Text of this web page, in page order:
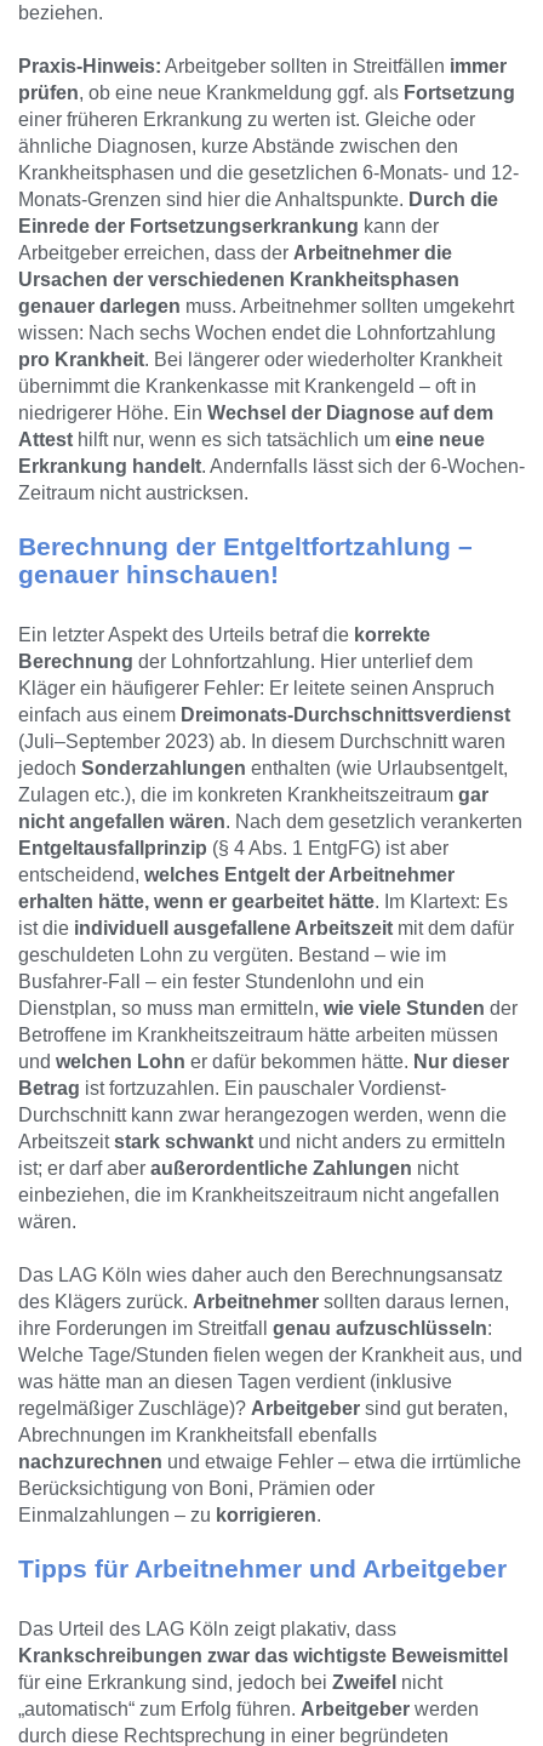
beziehen.
Praxis-Hinweis: Arbeitgeber sollten in Streitfällen immer
prüfen, ob eine neue Krankmeldung ggf. als Fortsetzung
einer früheren Erkrankung zu werten ist. Gleiche oder
ähnliche Diagnosen, kurze Abstände zwischen den
Krankheitsphasen und die gesetzlichen 6-Monats- und 12-
Monats-Grenzen sind hier die Anhaltspunkte. Durch die
Einrede der Fortsetzungserkrankung kann der
Arbeitgeber erreichen, dass der Arbeitnehmer die
Ursachen der verschiedenen Krankheitsphasen
genauer darlegen muss. Arbeitnehmer sollten umgekehrt
wissen: Nach sechs Wochen endet die Lohnfortzahlung
pro Krankheit. Bei längerer oder wiederholter Krankheit
übernimmt die Krankenkasse mit Krankengeld – oft in
niedrigerer Höhe. Ein Wechsel der Diagnose auf dem
Attest hilft nur, wenn es sich tatsächlich um eine neue
Erkrankung handelt. Andernfalls lässt sich der 6-Wochen-
Zeitraum nicht austricksen.
Berechnung der Entgeltfortzahlung –
genauer hinschauen!
Ein letzter Aspekt des Urteils betraf die korrekte
Berechnung der Lohnfortzahlung. Hier unterlief dem
Kläger ein häufigerer Fehler: Er leitete seinen Anspruch
einfach aus einem Dreimonats-Durchschnittsverdienst
(Juli–September 2023) ab. In diesem Durchschnitt waren
jedoch Sonderzahlungen enthalten (wie Urlaubsentgelt,
Zulagen etc.), die im konkreten Krankheitszeitraum gar
nicht angefallen wären. Nach dem gesetzlich verankerten
Entgeltausfallprinzip (§ 4 Abs. 1 EntgFG) ist aber
entscheidend, welches Entgelt der Arbeitnehmer
erhalten hätte, wenn er gearbeitet hätte. Im Klartext: Es
ist die individuell ausgefallene Arbeitszeit mit dem dafür
geschuldeten Lohn zu vergüten. Bestand – wie im
Busfahrer-Fall – ein fester Stundenlohn und ein
Dienstplan, so muss man ermitteln, wie viele Stunden der
Betroffene im Krankheitszeitraum hätte arbeiten müssen
und welchen Lohn er dafür bekommen hätte. Nur dieser
Betrag ist fortzuzahlen. Ein pauschaler Vordienst-
Durchschnitt kann zwar herangezogen werden, wenn die
Arbeitszeitstark schwankt und nicht anders zu ermitteln
ist; er darf aber außerordentliche Zahlungen nicht
einbeziehen, die im Krankheitszeitraum nicht angefallen
wären.
Das LAG Köln wies daher auch den Berechnungsansatz
des Klägers zurück. Arbeitnehmer sollten daraus lernen,
ihre Forderungen im Streitfall genau aufzuschlüsseln:
Welche Tage/Stunden fielen wegen der Krankheit aus, und
was hätte man an diesen Tagen verdient (inklusive
regelmäßiger Zuschläge)? Arbeitgeber sind gut beraten,
Abrechnungen im Krankheitsfall ebenfalls
nachzurechnen und etwaige Fehler – etwa die irrtümliche
Berücksichtigung von Boni, Prämien oder
Einmalzahlungen – zu korrigieren.
Tipps für Arbeitnehmer und Arbeitgeber
Das Urteil des LAG Köln zeigt plakativ, dass
Krankschreibungen zwar das wichtigste Beweismittel
für eine Erkrankung sind, jedoch bei Zweifel nicht
„automatisch“ zum Erfolg führen. Arbeitgeber werden
durch diese Rechtsprechung in einer begründeten